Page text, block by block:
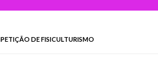
DE FISICULTURISMO